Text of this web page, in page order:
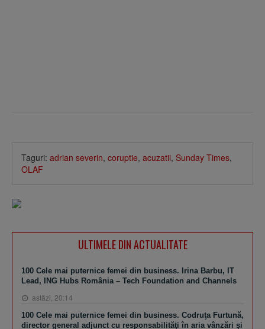
Taguri: adrian severin, coruptie, acuzatii, Sunday Times,
OLAF
ULTIMELE DIN ACTUALITATE
100 Cele mai puternice femei din business. Irina Barbu, IT
Lead, ING Hubs România – Tech Foundation and Channels
astăzi, 20:14
100 Cele mai puternice femei din business. Codruţa Furtună,
director general adjunct cu responsabilităţi în aria vânzări şi